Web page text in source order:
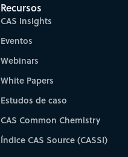
Recursos
CAS Insights
Eventos
Webinars
White Papers
Estudos de caso
CAS Common Chemistry
Índice CAS Source (CASSI)